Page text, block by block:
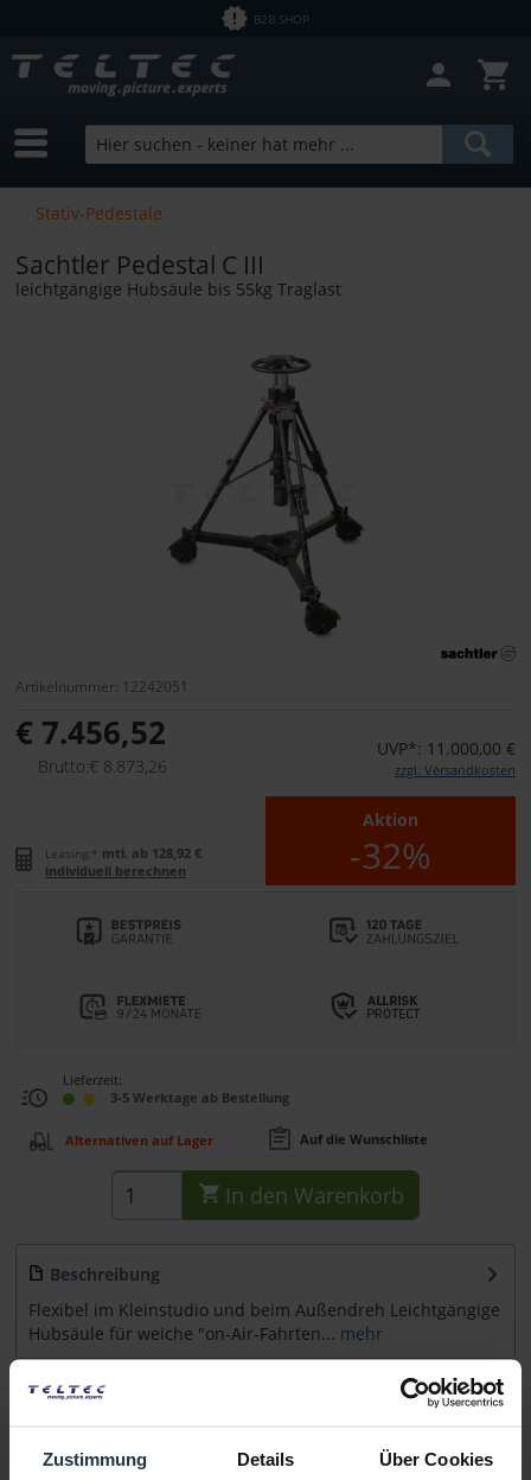
Zustimmung Details Über Cookies
B2B SHOP
Stativ-Pedestale
Sachtler Pedestal C III
leichtgängige Hubsäule bis 55kg Traglast
Artikelnummer: 12242051
€ 7.456,52
Brutto:€ 8.873,26
UVP*: 11.000,00 €
zzgl. Versandkosten
Aktion
-32%
Leasing:* mtl. ab 128,92 €
individuell berechnen
Lieferzeit:
3-5 Werktage ab Bestellung
Alternativen auf Lager Auf die Wunschliste
In den Warenkorb
Beschreibung
Flexibel im Kleinstudio und beim Außendreh Leichtgängige
Hubsäule für weiche "on-Air-Fahrten... mehr
Zubehör
Sofort lieferbar
Hersteller
von4,16 € bis 41858,00 €